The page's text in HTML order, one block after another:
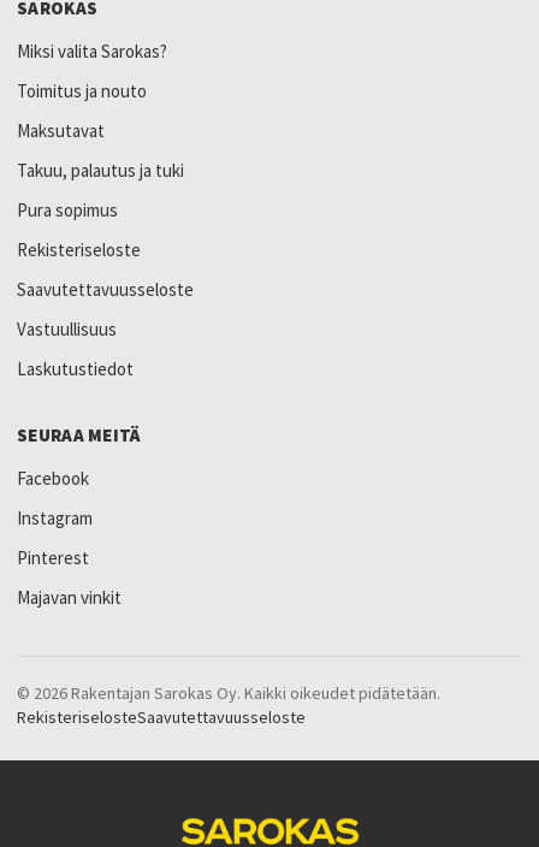
SAROKAS
Miksi valita Sarokas?
Toimitus ja nouto
Maksutavat
Takuu, palautus ja tuki
Pura sopimus
Rekisteriseloste
Saavutettavuusseloste
Vastuullisuus
Laskutustiedot
SEURAA MEITÄ
Facebook
Instagram
Pinterest
Majavan vinkit
© 2026 Rakentajan Sarokas Oy. Kaikki oikeudet pidätetään.
RekisteriselosteSaavutettavuusseloste